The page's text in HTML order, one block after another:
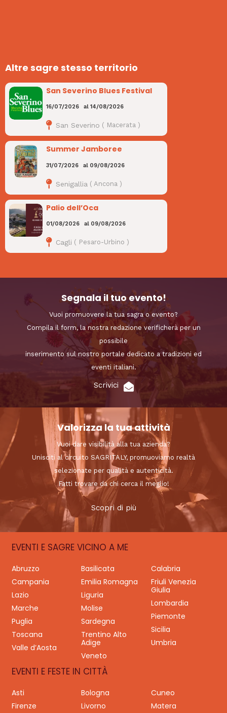
Altre sagre stesso territorio
San Severino Blues Festival
16/07/2026 al14/08/2026
San Severino ( Macerata )
Summer Jamboree
31/07/2026 al 09/08/2026
Senigallia ( Ancona )
Palio dell’Oca
01/08/2026 al 09/08/2026
Cagli ( Pesaro-Urbino )
Segnala il tuo evento!
Vuoi promuovere la tua sagra o evento?
Compila il form, la nostra redazione verificherà per un
possibile
inserimento sul nostro portale dedicato a tradizioni ed
eventi italiani.
Scrivici
Valorizza la tua attività
Vuoi dare visibilità alla tua azienda?
Unisciti al circuito SAGRITALY, promuoviamo realtà
selezionate per qualità e autenticità.
Fatti trovare da chi cerca il meglio!
Scopri di più
EVENTI E SAGRE VICINO A ME
Abruzzo Basilicata
Calabria
Campania
Emilia Romagna
Friuli Venezia
Giulia
Lazio
Liguria
Lombardia
Marche
Molise
Piemonte
Puglia
Sardegna
Sicilia
Toscana
Trentino Alto
Adige
Umbria
Valle d’Aosta
Veneto
EVENTI E FESTE IN CITTÀ
Asti Bologna
Cuneo
Firenze
Livorno
Matera